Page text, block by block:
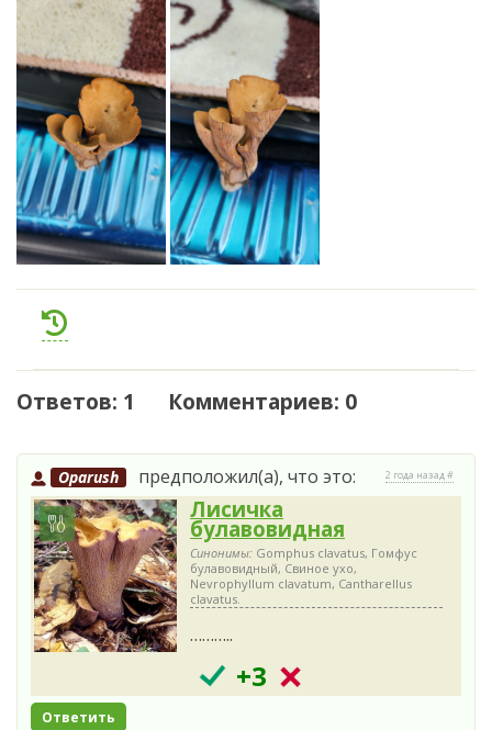
Ответов: 1 Комментариев: 0
Oparush предположил(а), что это: 2 года назад #
Лисичка
булавовидная
Синонимы: Gomphus clavatus, Гомфус
булавовидный, Свиное ухо,
Nevrophyllum clavatum, Cantharellus
clavatus.
………..
+3
Ответить